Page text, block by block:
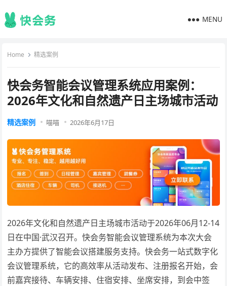
MENU
Home 精选案例
快会务智能会议管理系统应用案例：
2026年文化和自然遗产日主场城市活动
精选案例 喵喵 2026年6月17日
2026年文化和自然遗产日主场城市活动于2026年06月12-14
日在中国·武汉召开。快会务智能会议管理系统为本次大会
主办方提供了智能会议搭建服务支持。快会务一站式数字化
会议管理系统，它的高效率从活动发布、注册报名开始，会
前嘉宾接待、车辆安排、住宿安排、坐席安排，到会中签